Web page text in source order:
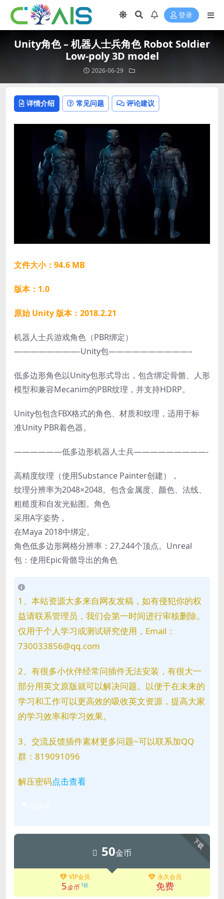
登录
Unity角色 – 机器人士兵角色 Robot Soldier
Low-poly 3D model
2026-06-29
详情介绍 常见问题 评论建议
文件大小：94.6 MB
版本：1.0
原始 Unity 版本：2018.2.21
机器人士兵游戏角色（PBR绑定）
————————-Unity包——————————–
低多边形角色以Unity包形式导出， 包含绑定骨骼、人形
模型和兼容Mecanim的PBR纹理，并支持HDRP。
Unity包包含FBX格式的角色、材质和纹理，适用于标
准Unity PBR着色器。
——————低多边形机器人士兵—————————-
高精度纹理（使用Substance Painter创建），
纹理分辨率为2048×2048。包含金属度、颜色、法线、
粗糙度和自发光贴图。角色
采用A字姿势，
在Maya 2018中绑定。
角色低多边形网格分辨率：27,244个顶点。Unreal
包：使用Epic骨骼导出的角色
1、本站资源大多来自网友发稿，如有侵犯你的权
益请联系管理员，我们会第一时间进行审核删除。
仅用于个人学习或测试研究使用，Email：
730033856@qq.com
2、有很多小伙伴经常问插件无法安装，有很大一
部分用英文原版就可以解决问题。以便于在未来的
学习和工作可以更高效的吸收英文资源，提高大家
的学习效率和学习效果。
3、交流反馈插件素材更多问题~可以联系加QQ
群：819091096
解压密码点击查看
下载
50金币
VIP会员
5金币 1折
永久会员
免费